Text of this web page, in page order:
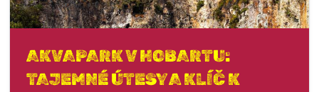
AKVAPARK V HOBARTU:
TAJEMNÉ ÚTESY A KLÍČ K